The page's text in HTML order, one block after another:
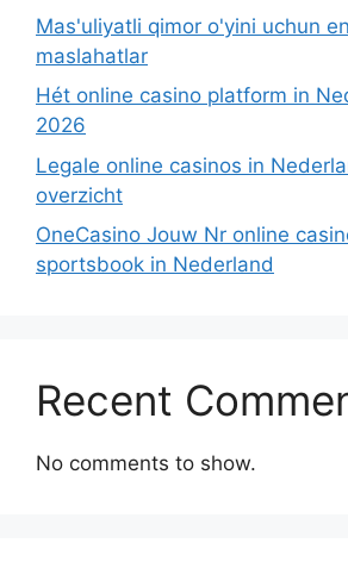
Mas'uliyatli qimor o'yini uchun
maslahatlar
Hét online casino platform in
2026
Legale online casinos in
overzicht
OneCasino Jouw Nr online
sportsbook in Nederland
Recent
No comments to show.